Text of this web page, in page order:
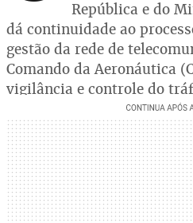
República e do
dá continuidade ao
gestão da rede de
Comando da Aeronáutica
vigilância e controle do